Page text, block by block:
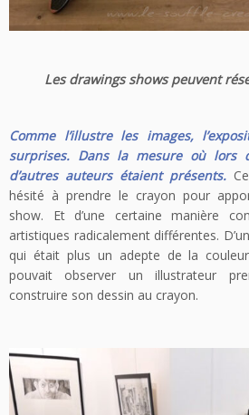
Les drawings shows peuvent
Comme l’illustre les images,
surprises. Dans la mesure où lors
d’autres auteurs étaient présents.
hésité à prendre le crayon pour
show. Et d’une certaine manière
artistiques radicalement différentes.
qui était plus un adepte de la
pouvait observer un illustrateur
construire son dessin au crayon.